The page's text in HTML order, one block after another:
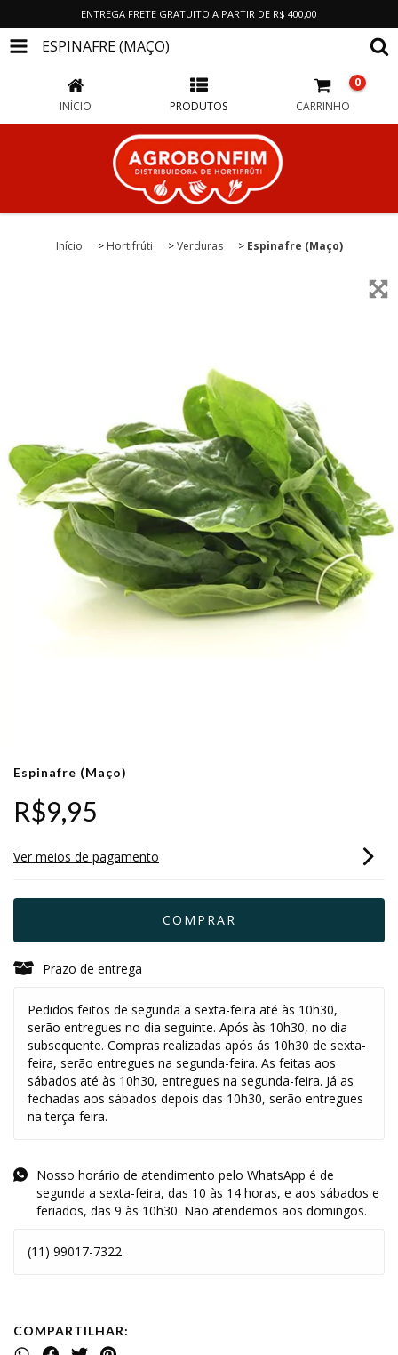
ENTREGA FRETE GRATUITO A PARTIR DE R$ 400,00
ESPINAFRE (MAÇO)
INÍCIO PRODUTOS CARRINHO
0
Início > Hortifrúti > Verduras > Espinafre (Maço)
Espinafre (Maço)
R$9,95
Ver meios de pagamento
Prazo de entrega
Pedidos feitos de segunda a sexta-feira até às 10h30,
serão entregues no dia seguinte. Após às 10h30, no dia
subsequente. Compras realizadas após ás 10h30 de sexta-
feira, serão entregues na segunda-feira. As feitas aos
sábados até às 10h30, entregues na segunda-feira. Já as
fechadas aos sábados depois das 10h30, serão entregues
na terça-feira.
Nosso horário de atendimento pelo WhatsApp é de
segunda a sexta-feira, das 10 às 14 horas, e aos sábados e
feriados, das 9 às 10h30. Não atendemos aos domingos.
(11) 99017-7322
COMPARTILHAR: